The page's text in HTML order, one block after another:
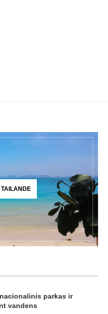
TAILANDE
parkas ir
vandens